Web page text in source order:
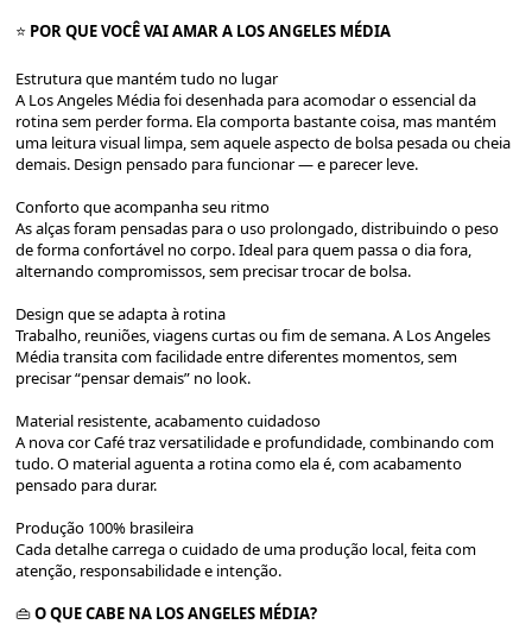
⭐️ POR QUE VOCÊ VAI AMAR A LOS ANGELES MÉDIA
Estrutura que mantém tudo no lugar
A Los Angeles Média foi desenhada para acomodar o essencial da
rotina sem perder forma. Ela comporta bastante coisa, mas mantém
uma leitura visual limpa, sem aquele aspecto de bolsa pesada ou cheia
demais. Design pensado para funcionar — e parecer leve.
Conforto que acompanha seu ritmo
As alças foram pensadas para o uso prolongado, distribuindo o peso
de forma confortável no corpo. Ideal para quem passa o dia fora,
alternando compromissos, sem precisar trocar de bolsa.
Design que se adapta à rotina
Trabalho, reuniões, viagens curtas ou fim de semana. A Los Angeles
Média transita com facilidade entre diferentes momentos, sem
precisar “pensar demais” no look.
Material resistente, acabamento cuidadoso
A nova cor Café traz versatilidade e profundidade, combinando com
tudo. O material aguenta a rotina como ela é, com acabamento
pensado para durar.
Produção 100% brasileira
Cada detalhe carrega o cuidado de uma produção local, feita com
atenção, responsabilidade e intenção.
👜O QUE CABE NA LOS ANGELES MÉDIA?